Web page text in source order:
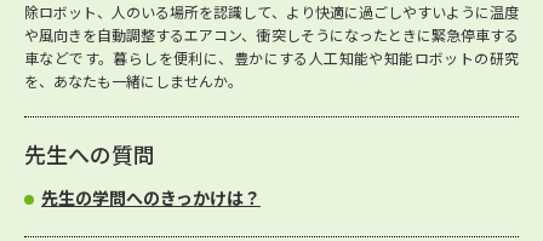
除ロボット、人のいる場所を認識して、より快適に過ごしやすいように温度
や風向きを自動調整するエアコン、衝突しそうになったときに緊急停車する
車などです。暮らしを便利に、豊かにする人工知能や知能ロボットの研究
を、あなたも一緒にしませんか。
先生への質問
先生の学問へのきっかけは？